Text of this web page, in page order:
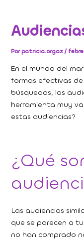
contenido
Porpatricia.orgaz/
En el mundo del
formas efectivas de
búsquedas, las
herramienta muy
estas audiencias?
¿Qué
Las audiencias
que se parecen a
no han comprado